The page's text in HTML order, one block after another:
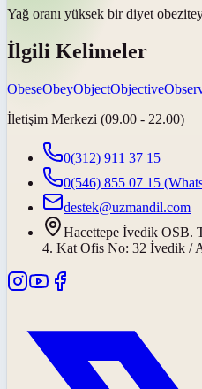
Yağ oranı yüksek bir diyet
İlgili Kelimeler
ObeseObeyObjectObjective
İletişim Merkezi (09.00 - 22.00)
0(312) 911 37 15
0(546) 855 07 15
destek@uzmandil.com
Hacettepe İvedik OSB.
4. Kat Ofis No: 32 İvedik /